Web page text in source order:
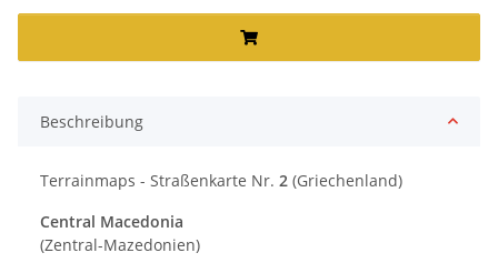
Beschreibung
Terrainmaps - Straßenkarte Nr. 2 (Griechenland)
Central Macedonia
(Zentral-Mazedonien)